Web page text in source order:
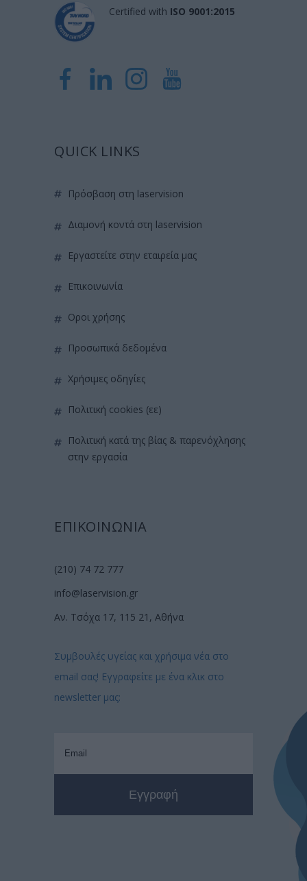
Certified with ISO 9001:2015
QUICK LINKS
πρόσβαση στη laservision
διαμονή κοντά στη laservision
εργαστείτε στην εταιρεία μας
επικοινωνία
όροι χρήσης
προσωπικά δεδομένα
χρήσιμες οδηγίες
πολιτική cookies (εε)
πολιτική κατά της βίας & παρενόχλησης
στην εργασία
ΕΠΙΚΟΙΝΩΝΙΑ
(210) 74 72 777
info@laservision.gr
Αν. Τσόχα 17, 115 21, Αθήνα
Συμβουλές υγείας και χρήσιμα νέα στο
email σας! Εγγραφείτε με ένα κλικ στο
newsletter μας: